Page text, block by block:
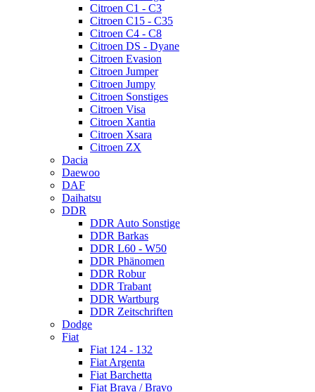
Citroen C1 - C3
Citroen C15 - C35
Citroen C4 - C8
Citroen DS - Dyane
Citroen Evasion
Citroen Jumper
Citroen Jumpy
Citroen Sonstiges
Citroen Visa
Citroen Xantia
Citroen Xsara
Citroen ZX
Dacia
Daewoo
DAF
Daihatsu
DDR
DDR Auto Sonstige
DDR Barkas
DDR L60 - W50
DDR Phänomen
DDR Robur
DDR Trabant
DDR Wartburg
DDR Zeitschriften
Dodge
Fiat
Fiat 124 - 132
Fiat Argenta
Fiat Barchetta
Fiat Brava / Bravo